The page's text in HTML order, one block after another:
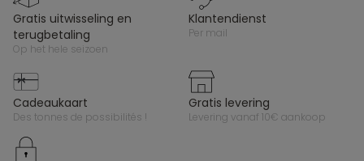
gratis uitwisseling en
terugbetaling
op het hele seizoen
klantendienst
per mail
cadeaukaart
des tonnes de possibilités !
gratis levering
levering vanaf 10€ aankoop